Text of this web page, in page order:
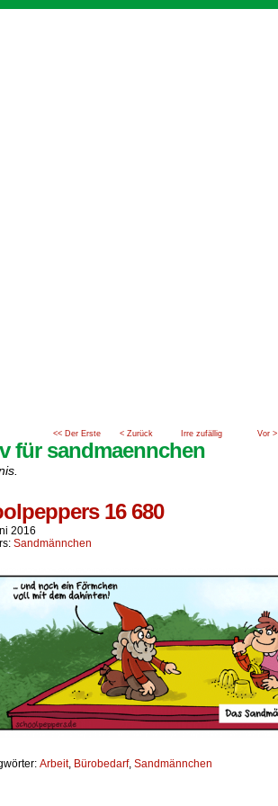
<< Der Erste < Zurück Irre zufällig Vor >
für sandmaennchen
16 680
2016
Sandmännchen
Arbeit, Bürobedarf, Sandmännchen